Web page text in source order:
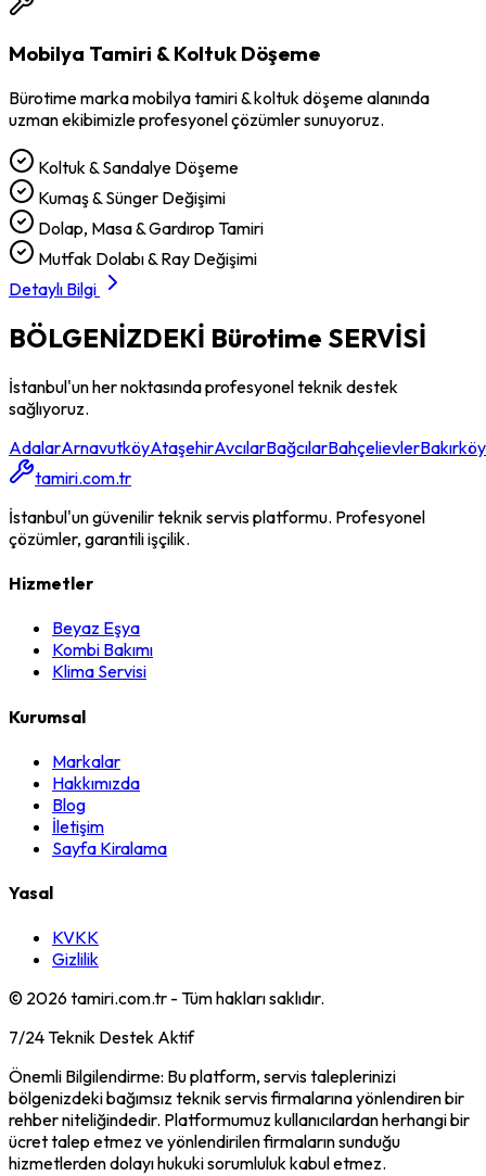
Mobilya Tamiri & Koltuk Döşeme
Bürotimemarkamobilya tamiri & koltuk döşemealanında
uzman ekibimizle profesyonel çözümler sunuyoruz.
Koltuk & Sandalye Döşeme
Kumaş & Sünger Değişimi
Dolap, Masa & Gardırop Tamiri
Mutfak Dolabı & Ray Değişimi
Detaylı Bilgi
BÖLGENİZDEKİ Bürotime SERVİSİ
İstanbul'un her noktasında profesyonel teknik destek
sağlıyoruz.
AdalarArnavutköyAtaşehirAvcılarBağcılarBahçelievlerBakırköy
tamiri.com.tr
İstanbul'un güvenilir teknik servis platformu. Profesyonel
çözümler, garantili işçilik.
Hizmetler
Beyaz Eşya
Kombi Bakımı
Klima Servisi
Kurumsal
Markalar
Hakkımızda
Blog
İletişim
Sayfa Kiralama
Yasal
KVKK
Gizlilik
© 2026tamiri.com.tr - Tüm hakları saklıdır.
7/24 Teknik Destek Aktif
Önemli Bilgilendirme: Bu platform, servis taleplerinizi
bölgenizdeki bağımsız teknik servis firmalarına yönlendiren bir
rehber niteliğindedir. Platformumuz kullanıcılardan herhangi bir
ücret talep etmez ve yönlendirilen firmaların sunduğu
hizmetlerden dolayı hukuki sorumluluk kabul etmez.